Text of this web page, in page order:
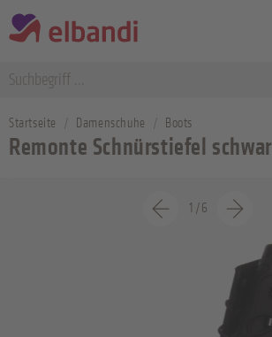
Startseite Damenschuhe Boots
Remonte Schnürstiefel
1 /6